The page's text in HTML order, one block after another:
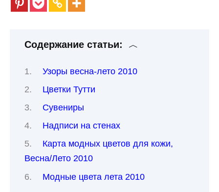
Содержание статьи:
Узоры весна-лето 2010
Цветки Тутти
Сувениры
Надписи на стенах
Карта модных цветов для кожи,
Весна/Лето 2010
Модные цвета лета 2010